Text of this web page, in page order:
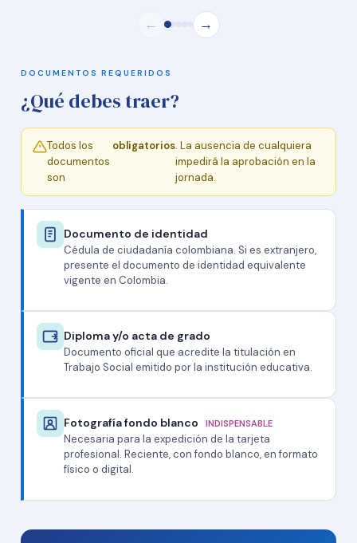
← →
DOCUMENTOS REQUERIDOS
¿Qué debes traer?
Todos los
documentos
son
obligatorios. La ausencia de cualquiera
impedirá la aprobación en la
jornada.
Documento de identidad
Cédula de ciudadanía colombiana. Si es extranjero,
presente el documento de identidad equivalente
vigente en Colombia.
Diploma y/o acta de grado
Documento oficial que acredite la titulación en
Trabajo Social emitido por la institución educativa.
Fotografía fondo blanco INDISPENSABLE
Necesaria para la expedición de la tarjeta
profesional. Reciente, con fondo blanco, en formato
físico o digital.